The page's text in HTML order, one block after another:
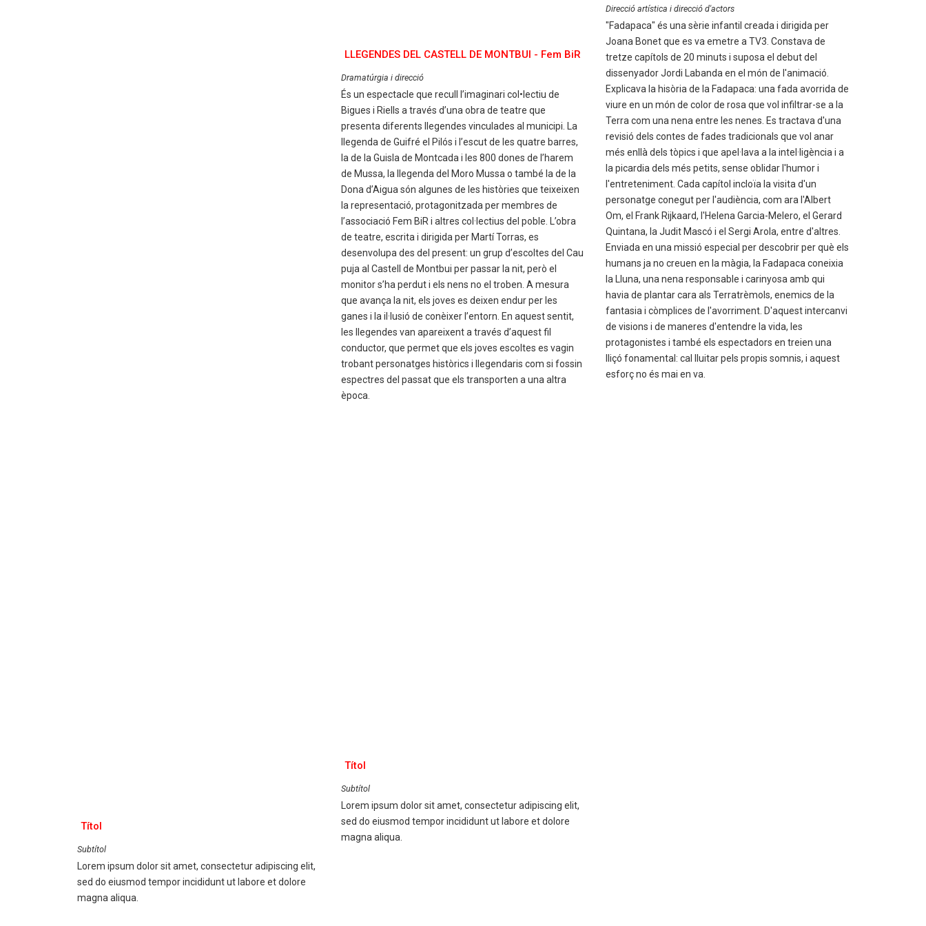
LLEGENDES DEL CASTELL DE MONTBUI - Fem BiR
Dramatúrgia i direcció
És un espectacle que recull l’imaginari col•lectiu de
Bigues i Riells a través d’una obra de teatre que
presenta diferents llegendes vinculades al municipi. La
llegenda de Guifré el Pilós i l’escut de les quatre barres,
la de la Guisla de Montcada i les 800 dones de l’harem
de Mussa, la llegenda del Moro Mussa o també la de la
Dona d’Aigua són algunes de les històries que teixeixen
la representació, protagonitzada per membres de
l’associació Fem BiR i altres col·lectius del poble. L’obra
de teatre, escrita i dirigida per Martí Torras, es
desenvolupa des del present: un grup d’escoltes del Cau
puja al Castell de Montbui per passar la nit, però el
monitor s’ha perdut i els nens no el troben. A mesura
que avança la nit, els joves es deixen endur per les
ganes i la il·lusió de conèixer l’entorn. En aquest sentit,
les llegendes van apareixent a través d’aquest fil
conductor, que permet que els joves escoltes es vagin
trobant personatges històrics i llegendaris com si fossin
espectres del passat que els transporten a una altra
època.
Direcció artística i direcció d'actors
"Fadapaca" és una sèrie infantil creada i dirigida per
Joana Bonet que es va emetre a TV3. Constava de
tretze capítols de 20 minuts i suposa el debut del
dissenyador Jordi Labanda en el món de l'animació.
Explicava la hisòria de la Fadapaca: una fada avorrida de
viure en un món de color de rosa que vol infiltrar-se a la
Terra com una nena entre les nenes. Es tractava d'una
revisió dels contes de fades tradicionals que vol anar
més enllà dels tòpics i que apel·lava a la intel·ligència i a
la picardia dels més petits, sense oblidar l'humor i
l'entreteniment. Cada capítol incloïa la visita d'un
personatge conegut per l'audiència, com ara l'Albert
Om, el Frank Rijkaard, l'Helena Garcia-Melero, el Gerard
Quintana, la Judit Mascó i el Sergi Arola, entre d'altres.
Enviada en una missió especial per descobrir per què els
humans ja no creuen en la màgia, la Fadapaca coneixia
la Lluna, una nena responsable i carinyosa amb qui
havia de plantar cara als Terratrèmols, enemics de la
fantasia i còmplices de l'avorriment. D'aquest intercanvi
de visions i de maneres d'entendre la vida, les
protagonistes i també els espectadors en treien una
lliçó fonamental: cal lluitar pels propis somnis, i aquest
esforç no és mai en va.
Títol
Subtítol
Lorem ipsum dolor sit amet, consectetur adipiscing elit,
sed do eiusmod tempor incididunt ut labore et dolore
magna aliqua.
Títol
Subtítol
Lorem ipsum dolor sit amet, consectetur adipiscing elit,
sed do eiusmod tempor incididunt ut labore et dolore
magna aliqua.